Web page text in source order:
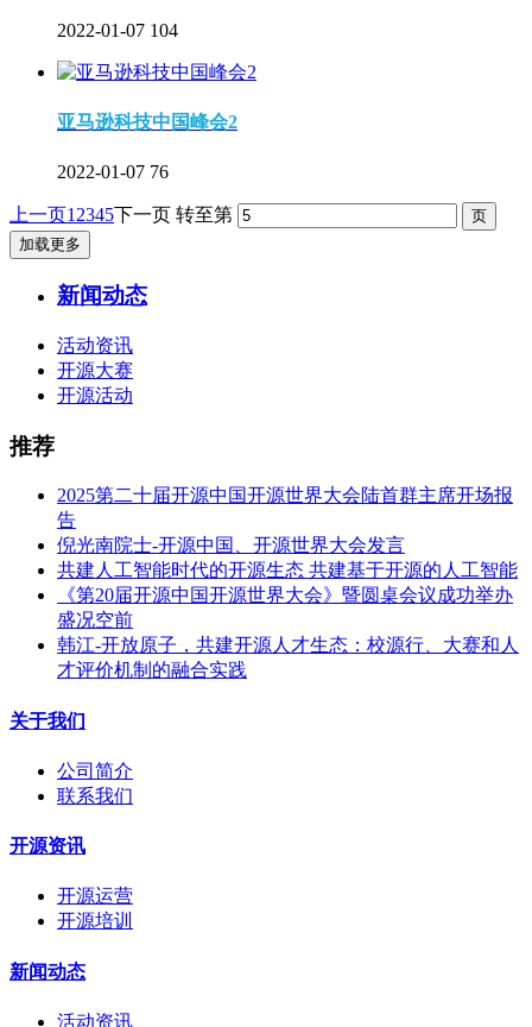
2022-01-07 104
亚马逊科技中国峰会2
2022-01-07 76
上一页1 2345下一页 转至第
加载更多
新闻动态
活动资讯
开源大赛
开源活动
推荐
2025第二十届开源中国开源世界大会陆首群主席开场报
告
倪光南院士-开源中国、开源世界大会发言
共建人工智能时代的开源生态 共建基于开源的人工智能
《第20届开源中国开源世界大会》暨圆桌会议成功举办
盛况空前
韩江-开放原子，共建开源人才生态：校源行、大赛和人
才评价机制的融合实践
关于我们
公司简介
联系我们
开源资讯
开源运营
开源培训
新闻动态
活动资讯